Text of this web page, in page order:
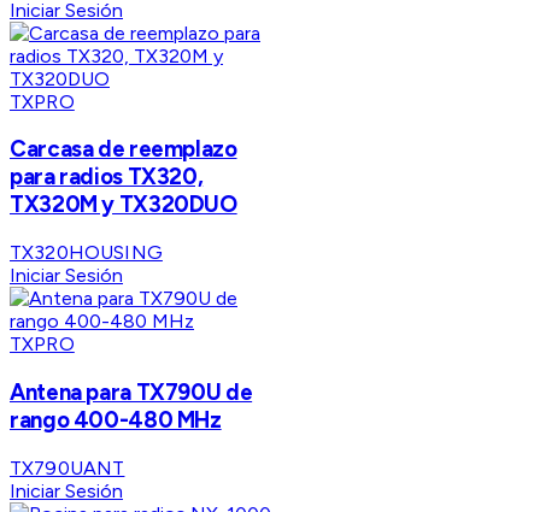
Iniciar Sesión
TXPRO
Carcasa de reemplazo
para radios TX320,
TX320M y TX320DUO
TX320HOUSING
Iniciar Sesión
TXPRO
Antena para TX790U de
rango 400-480 MHz
TX790UANT
Iniciar Sesión